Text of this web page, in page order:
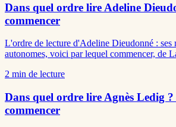
Dans quel ordre lire Adeline
commencer
L'ordre de lecture d'Adeline Dieudonné : ses
autonomes, voici par lequel commencer, de
2 min de lecture
Dans quel ordre lire Agnès Ledig
commencer